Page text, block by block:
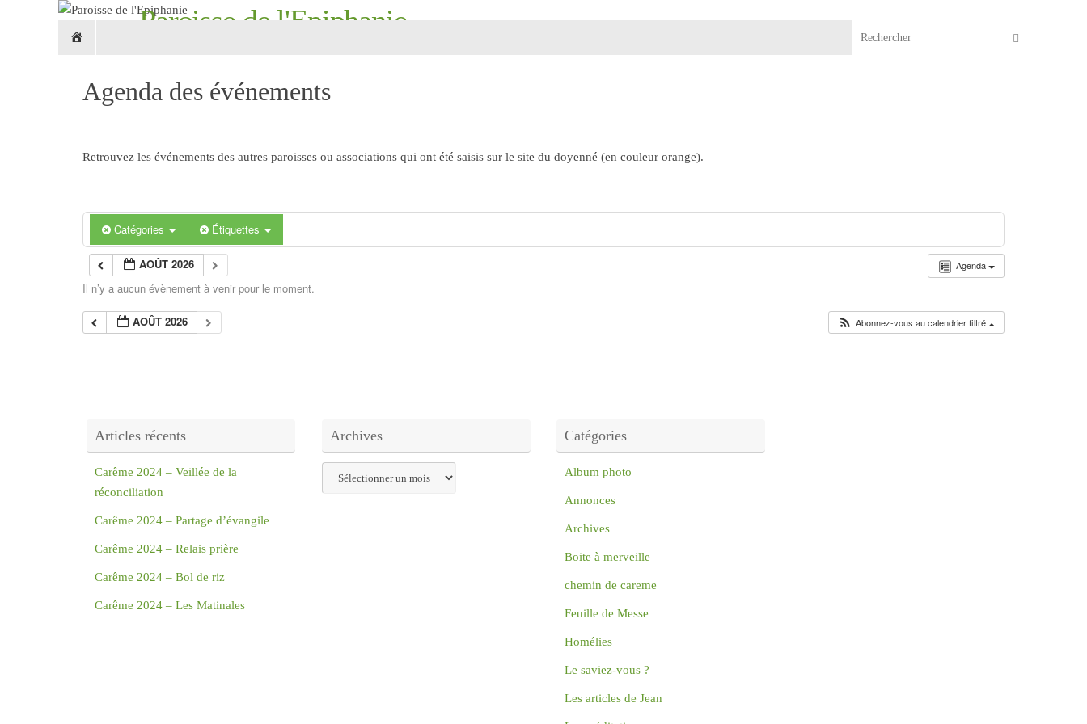
Paroisse de l'Epiphanie Rechercher
Agenda des événements
Retrouvez les événements des autres paroisses ou associations qui ont été saisis sur le site du doyenné (en couleur orange).
Catégories Étiquettes
Agenda
AOÛT 2026
Il n’y a aucun évènement à venir pour le moment.
AOÛT 2026 Abonnez-vous au calendrier filtré
Articles récents
Carême 2024 – Veillée de la
réconciliation
Carême 2024 – Partage d’évangile
Carême 2024 – Relais prière
Carême 2024 – Bol de riz
Carême 2024 – Les Matinales
Archives
Archives
Catégories
Album photo
Annonces
Archives
Boite à merveille
chemin de careme
Feuille de Messe
Homélies
Le saviez-vous ?
Les articles de Jean